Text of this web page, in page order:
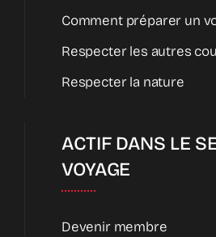
Comment préparer un
Respecter les autres
Respecter la nature
ACTIF DANS LE
VOYAGE
Devenir membre